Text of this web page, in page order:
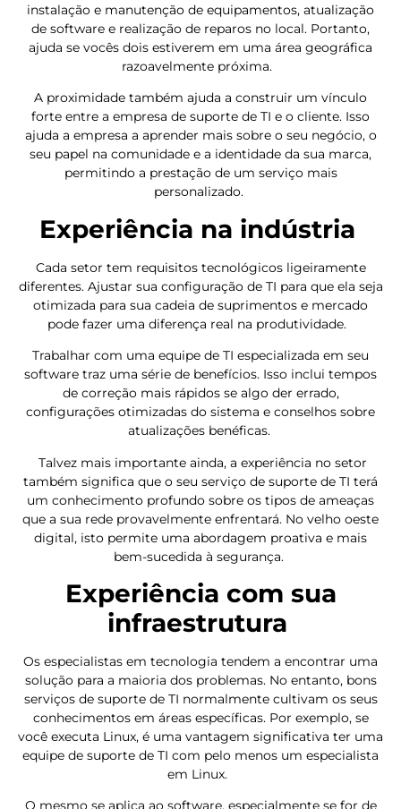
instalação e manutenção de equipamentos, atualização
de software e realização de reparos no local. Portanto,
ajuda se vocês dois estiverem em uma área geográfica
razoavelmente próxima.
A proximidade também ajuda a construir um vínculo
forte entre a empresa de suporte de TI e o cliente. Isso
ajuda a empresa a aprender mais sobre o seu negócio, o
seu papel na comunidade e a identidade da sua marca,
permitindo a prestação de um serviço mais
personalizado.
Experiência na indústria
Cada setor tem requisitos tecnológicos ligeiramente
diferentes. Ajustar sua configuração de TI para que ela seja
otimizada para sua cadeia de suprimentos e mercado
pode fazer uma diferença real na produtividade.
Trabalhar com uma equipe de TI especializada em seu
software traz uma série de benefícios. Isso inclui tempos
de correção mais rápidos se algo der errado,
configurações otimizadas do sistema e conselhos sobre
atualizações benéficas.
Talvez mais importante ainda, a experiência no setor
também significa que o seu serviço de suporte de TI terá
um conhecimento profundo sobre os tipos de ameaças
que a sua rede provavelmente enfrentará. No velho oeste
digital, isto permite uma abordagem proativa e mais
bem-sucedida à segurança.
Experiência com sua
infraestrutura
Os especialistas em tecnologia tendem a encontrar uma
solução para a maioria dos problemas. No entanto, bons
serviços de suporte de TI normalmente cultivam os seus
conhecimentos em áreas específicas. Por exemplo, se
você executa Linux, é uma vantagem significativa ter uma
equipe de suporte de TI com pelo menos um especialista
em Linux.
O mesmo se aplica ao software, especialmente se for de